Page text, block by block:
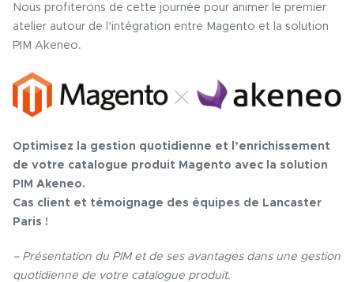
Nous profiterons de cette journée pour animer le premier
atelier autour de l’intégration entre Magento et la solution
PIM Akeneo.
Optimisez la gestion quotidienne et l’enrichissement
de votre catalogue produit Magento avec la solution
PIM Akeneo.
Cas client et témoignage des équipes de Lancaster
Paris !
– Présentation du PIM et de ses avantages dans une gestion
quotidienne de votre catalogue produit.